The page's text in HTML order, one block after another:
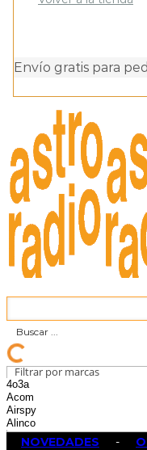
Envío gratis para
Filtrar por marcas
NOVEDADES -